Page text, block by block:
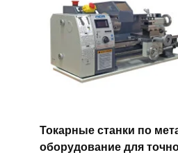
Токарные станки по
оборудование для